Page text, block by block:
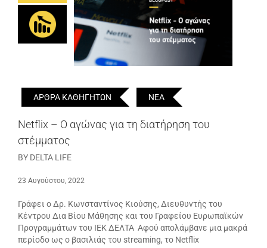
ΑΡΘΡΑ ΚΑΘΗΓΗΤΩΝ ΝΕΑ
Netflix – Ο αγώνας για τη διατήρηση του
στέμματος
BY DELTA LIFE
23 Αυγούστου, 2022
Γράφει ο Δρ. Κωνσταντίνος Κιούσης, Διευθυντής του
Κέντρου Δια Βίου Μάθησης και του Γραφείου Ευρωπαϊκών
Προγραμμάτων του ΙΕΚ ΔΕΛΤΑ Αφού απολάμβανε μια μακρά
περίοδο ως ο βασιλιάς του streaming, το Netflix